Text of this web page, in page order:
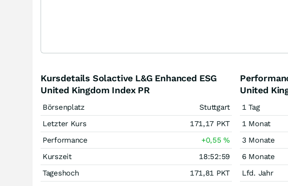
Kursdetails Solactive L&G Enhanced ESG
United Kingdom Index PR
Börsenplatz
Stuttgart
Letzter Kurs
171,17 PKT
Performance
+0,55%
Kurszeit
18:52:59
Tageshoch
171,81 PKT
United
1 Tag
1 Monat
3 Monate
6 Monate
Lfd. Jahr